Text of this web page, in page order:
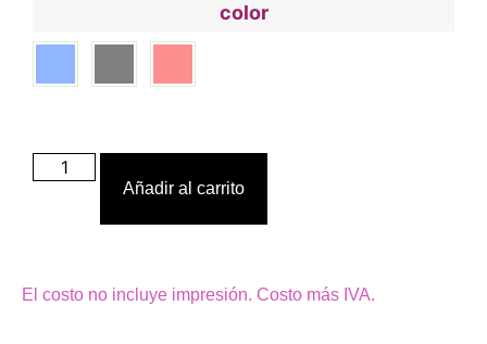
color
Añadir al carrito
El costo no incluye impresión. Costo más IVA.